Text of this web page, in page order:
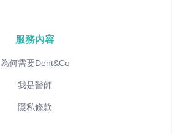
服務內容
為何需要Dent&Co
我是醫師
隱私條款